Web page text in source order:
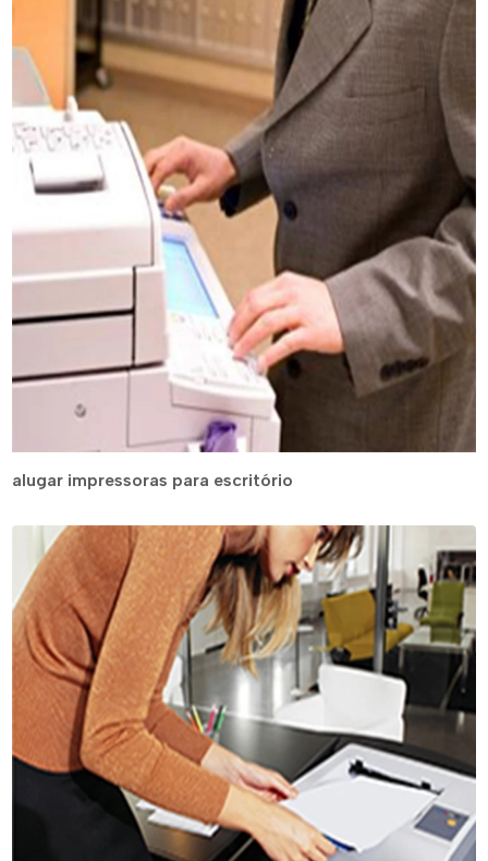
alugar impressoras para escritório